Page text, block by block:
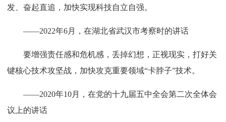
发、奋起直追，加快实现科技自立自强。
——2022年6月，在湖北省武汉市考察时的讲话
要增强责任感和危机感，丢掉幻想，正视现实，打好关
键核心技术攻坚战，加快攻克重要领域“卡脖子”技术。
——2020年10月，在党的十九届五中全会第二次全体会
议上的讲话